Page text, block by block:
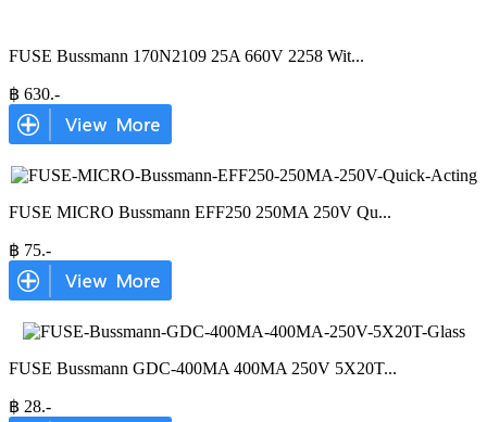
FUSE Bussmann 170N2109 25A 660V 2258 Wit...
฿ 630.-
FUSE MICRO Bussmann EFF250 250MA 250V Qu...
฿ 75.-
FUSE Bussmann GDC-400MA 400MA 250V 5X20T...
฿ 28.-